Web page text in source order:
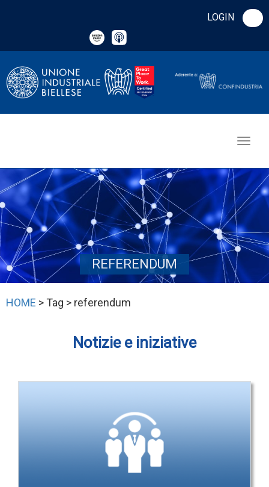
LOGIN
REFERENDUM
HOME > Tag > referendum
Notizie e iniziative